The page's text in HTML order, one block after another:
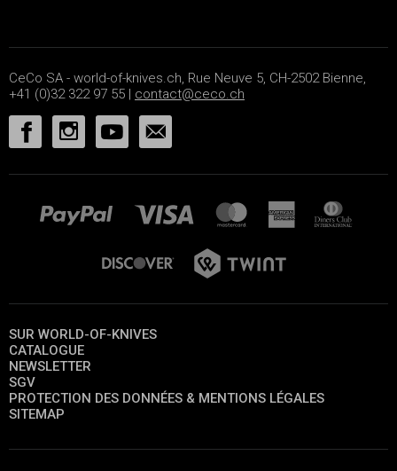
CeCo SA - world-of-knives.ch, Rue Neuve 5, CH-2502 Bienne,
+41 (0)32 322 97 55 | contact@ceco.ch
SUR WORLD-OF-KNIVES
CATALOGUE
NEWSLETTER
SGV
PROTECTION DES DONNÉES & MENTIONS LÉGALES
SITEMAP